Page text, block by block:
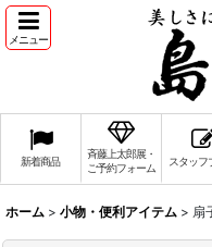
メニュー
新着商品
斉藤上太郎展・
ご予約フォーム
スタッフ
ホーム > 小物・便利アイテム > 扇